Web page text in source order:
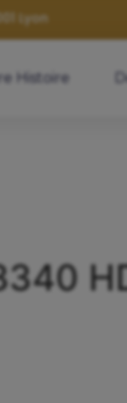
Lyon
Histoire